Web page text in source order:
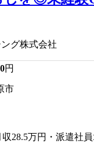
グ株式会社
円
市
28.5万円・派遣社